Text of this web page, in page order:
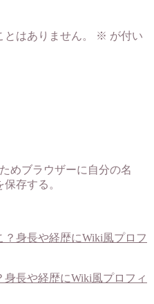
はありません。 ※ が付い
めブラウザーに自分の名
存する。
長や経歴にWiki風プロフィ